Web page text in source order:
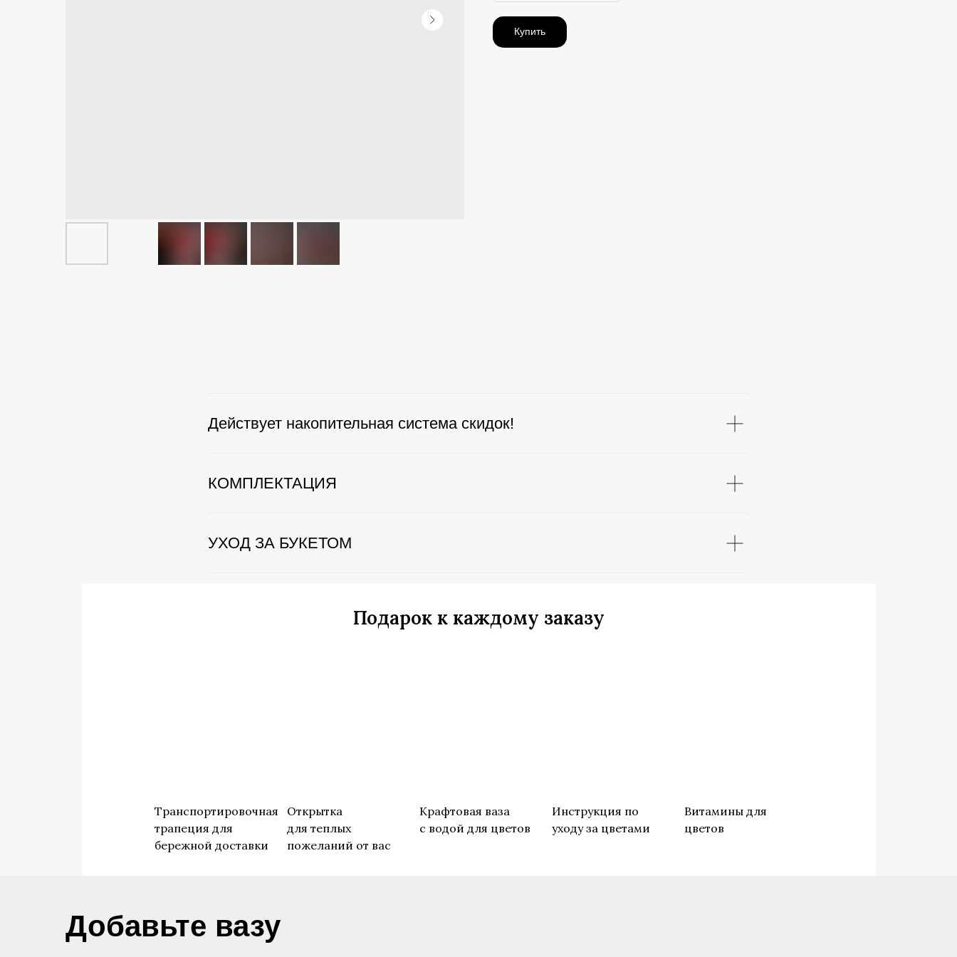
Купить
Действует накопительная система скидок!
КОМПЛЕКТАЦИЯ
УХОД ЗА БУКЕТОМ
Транспортировочная
трапеция для
бережной доставки
Открытка
для теплых
пожеланий от вас
Крафтовая ваза
с водой для цветов
Инструкция по
уходу за цветами
Витамины для
цветов
Подарок к каждому заказу
​Добавьте вазу